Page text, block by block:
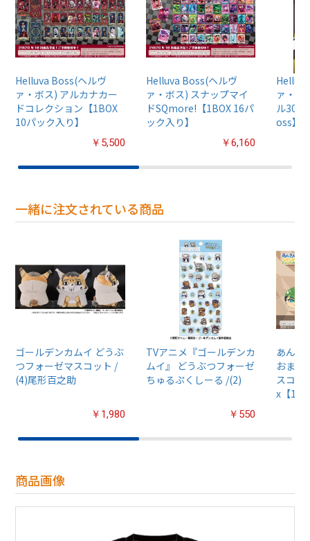
Helluva Boss(ヘルヴ
ァ・ボス) アルカナカー
ドコレクション【1BOX
10パック入り】
￥5,500
Helluva Boss(ヘルヴ
ァ・ボス) スナップマイ
ドSQmore!【1BOX 16パ
ック入り】
￥6,160
ァ・ボ
ル300
oss】
一緒に注文されている商品
ゴールデンカムイ どうぶ
つフォーゼマスコット /
(4)尾形百之助
￥1,980
TVアニメ『ゴールデンカ
ムイ』 どうぶつフォーゼ
ちゅるぷくしーる /(2)
￥550
あんさ
おまん
スコッ
x【
商品画像